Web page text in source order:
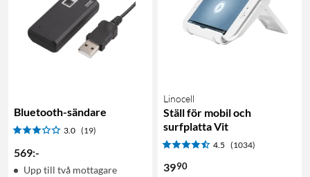
Bluetooth-sändare
3.0 (19)
569:-
Upp till två mottagare
Linocell
Ställ för mobil och
surfplatta Vit
4.5 (1034)
3990